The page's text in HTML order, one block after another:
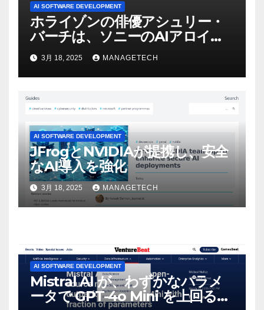
AI SOFTWARE DEVELOPMENT
ホライゾンの俳優アシュリー・
バーチは、ソニーのAIアロイの
ビデオを見て「ゲームパフォー
マンスという芸術形式に不安を
感じた」と語る – IGN
3月 18, 2025 MANAGETECH
AI SOFTWARE DEVELOPMENT
JFrogとNVIDIAが提携し、安全
なAI導入を強化
3月 18, 2025 MANAGETECH
AI SOFTWARE DEVELOPMENT
Mistral AI が、わずかなパラメ
ータで GPT-4o Mini を上回る新